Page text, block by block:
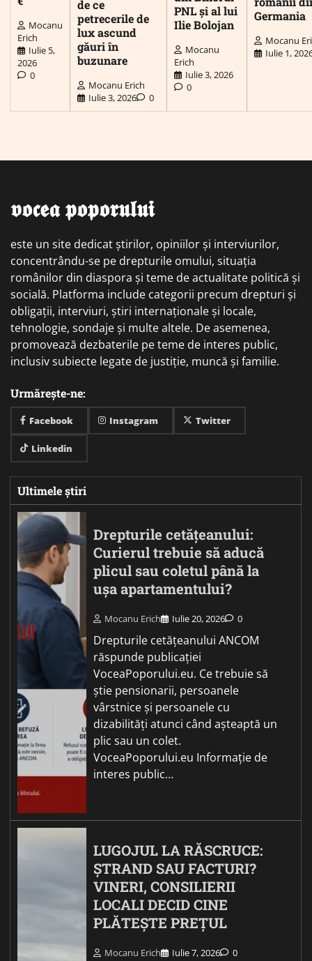
Mocanu
Erich
Iulie 5,
2026
0
de ce
petrecerile de
lux ascund
găuri în
buzunare
Mocanu Erich
Iulie 3, 2026
0
PNL și al lui
Ilie Bolojan
Mocanu
Erich
Iulie 3, 2026
0
Germania
Mocanu
Iulie 1,
𝖛𝖔𝖈𝖊𝖆 𝖕𝖔𝖕𝖔𝖗𝖚𝖑𝖚𝖎
este un site dedicat știrilor, opiniilor și interviurilor,
concentrându-se pe drepturile omului, situația
românilor din diaspora și teme de actualitate politică și
socială. Platforma include categorii precum drepturi și
obligații, interviuri, știri internaționale și locale,
tehnologie, sondaje și multe altele. De asemenea,
promovează dezbaterile pe teme de interes public,
inclusiv subiecte legate de justiție, muncă și familie.
Urmărește-ne:
Facebook Instagram Twitter
Linkedin
Ultimele știri
Drepturile cetățeanului:
Curierul trebuie să aducă
plicul sau coletul până la
ușa apartamentului?
Mocanu Erich Iulie 20, 2026 0
Drepturile cetățeanului ANCOM
răspunde publicației
VoceaPoporului.eu. Ce trebuie să
știe pensionarii, persoanele
vârstnice și persoanele cu
dizabilități atunci când așteaptă un
plic sau un colet.
VoceaPoporului.eu Informație de
interes public…
LUGOJUL LA RĂSCRUCE:
ȘTRAND SAU FACTURI?
VINERI, CONSILIERII
LOCALI DECID CINE
PLĂTEȘTE PREȚUL
Mocanu Erich Iulie 7, 2026 0